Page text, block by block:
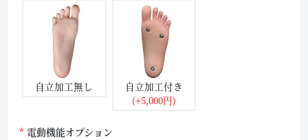
自立加工無し
自立加工付き
(+5,000円)
電動機能オプション